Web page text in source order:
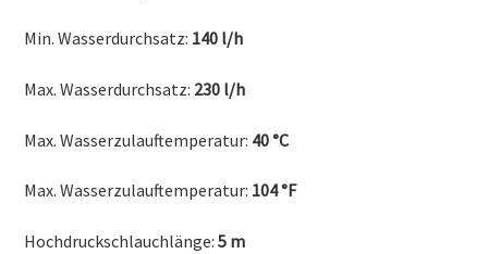
Min. Wasserdurchsatz: 140 l/h
Max. Wasserdurchsatz: 230 l/h
Max. Wasserzulauftemperatur: 40 °C
Max. Wasserzulauftemperatur: 104 °F
Hochdruckschlauchlänge:5 m